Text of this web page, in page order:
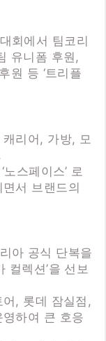
회에서 팀코리
유니폼 후원,
원 등 ‘트리플
리어, 가방, 모
스페이스’ 로
서 브랜드의
아 공식 단복을
컬렉션’을 선보
, 롯데 잠실점,
하여 큰 호응